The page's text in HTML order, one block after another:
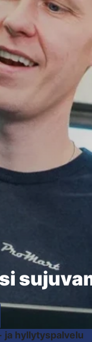
ja hyllytyspalvelu